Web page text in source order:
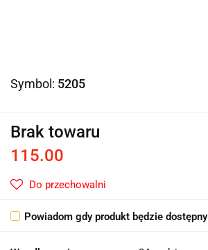
Symbol: 5205
Brak towaru
115.00
Do przechowalni
Powiadom gdy produkt będzie dostępny